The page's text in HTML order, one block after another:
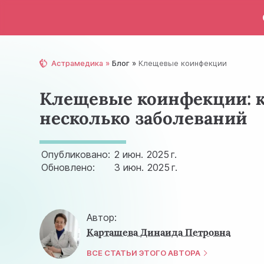
Астрамедика Блог Клещевые коинфекции
Клещевые коинфекции:
несколько заболеваний
Опубликовано: 2 июн. 2025 г.
Обновлено:
3 июн. 2025 г.
Автор:
Карташева Динаида Петровна
ВСЕ СТАТЬИ ЭТОГО АВТОРА